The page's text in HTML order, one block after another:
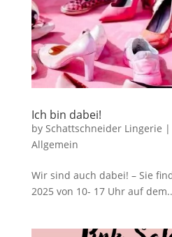
Ich bin dabei!
by Schattschneider Lingerie |
Allgemein
Wir sind auch dabei! – Sie
2025 von 10- 17 Uhr auf